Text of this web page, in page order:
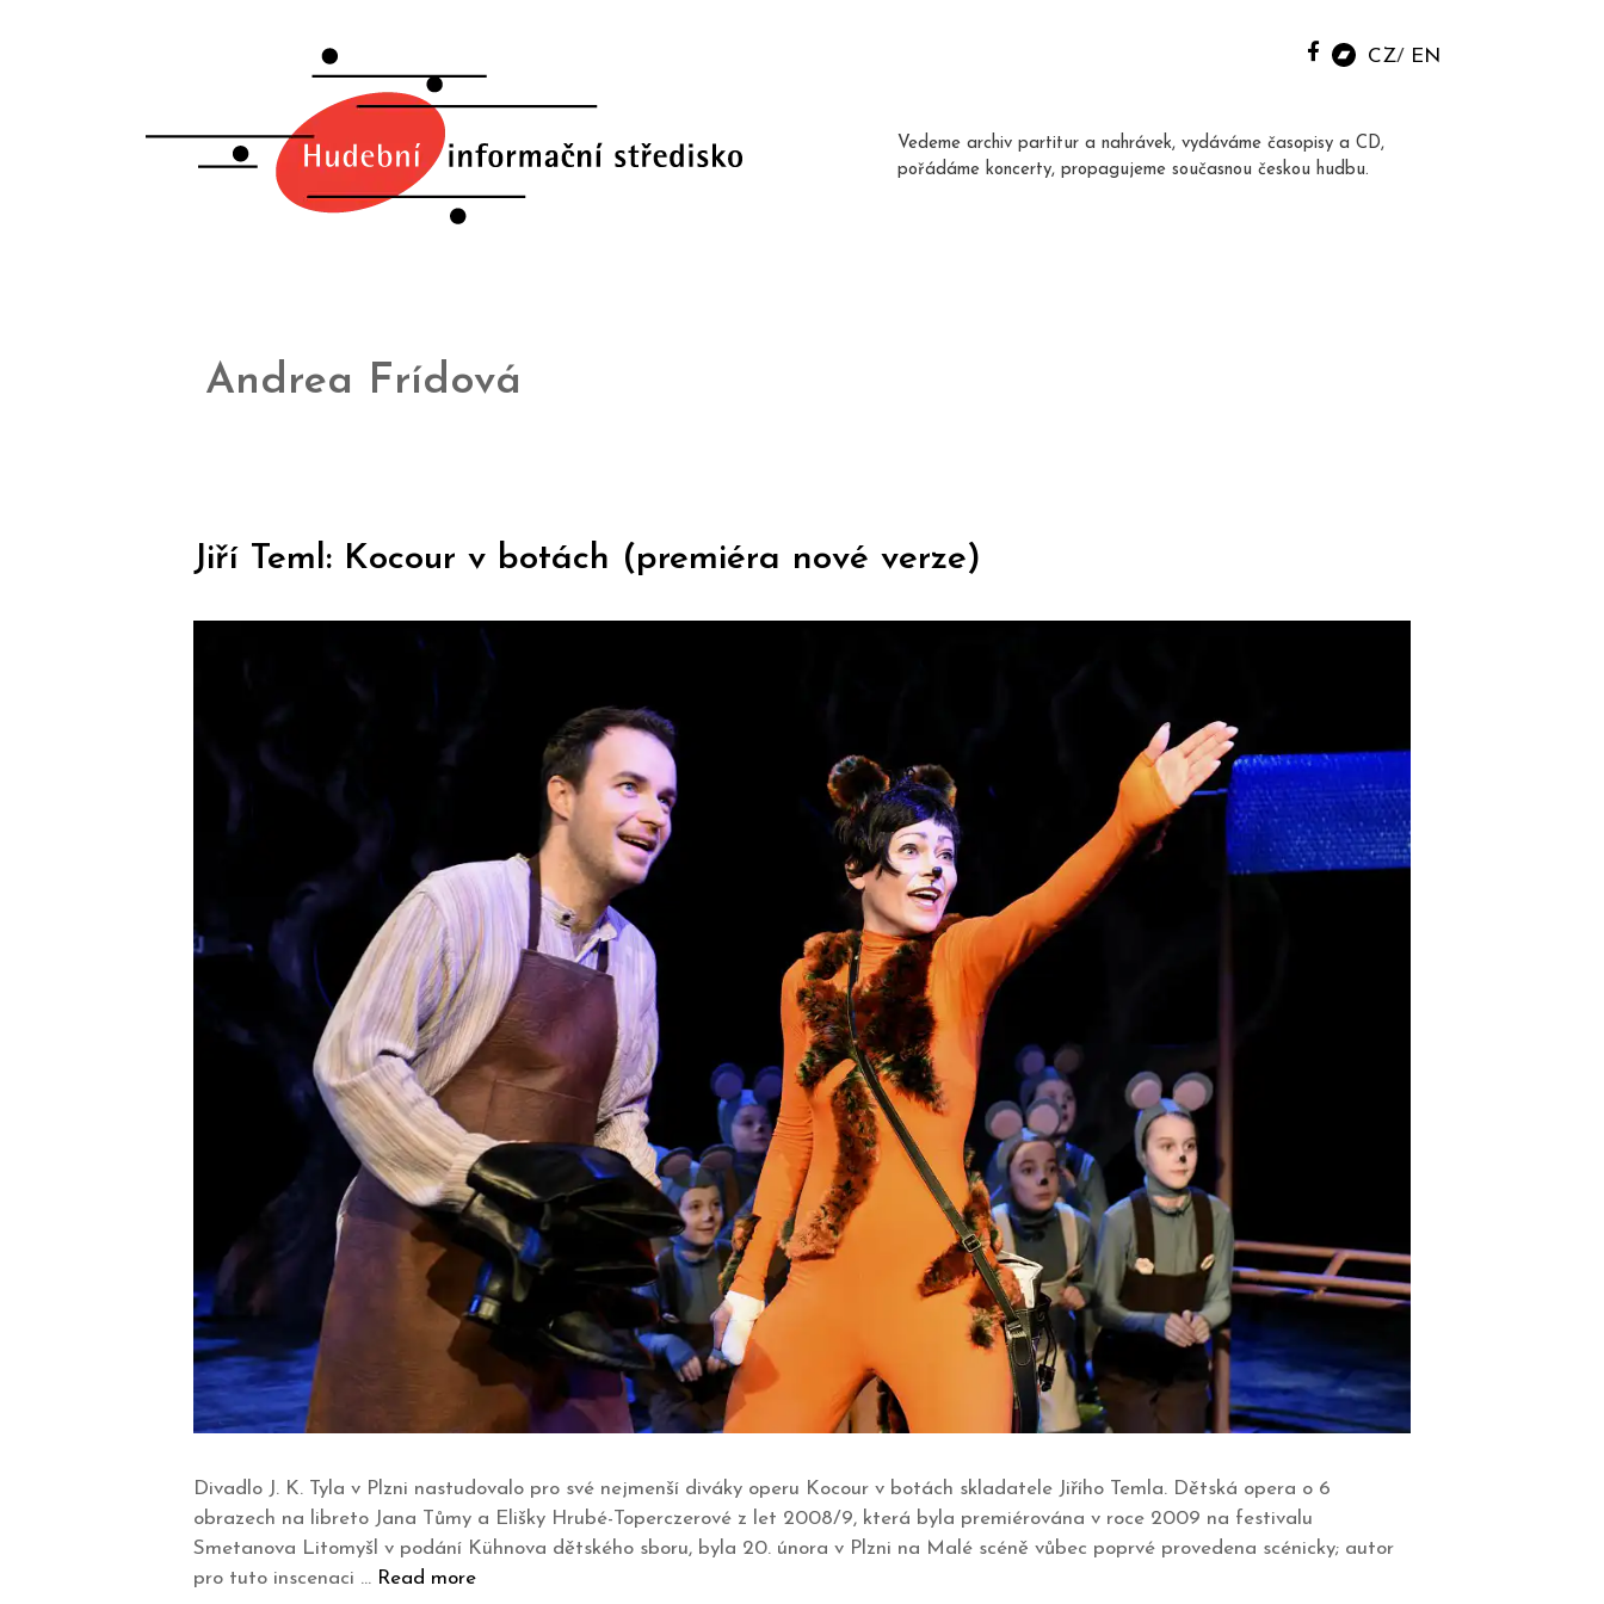
CZ EN
Vedeme archiv partitur a nahrávek, vydáváme časopisy a CD,
pořádáme koncerty, propagujeme současnou českou hudbu.
Andrea Frídová
Jiří Teml: Kocour v botách (premiéra nové verze)
Divadlo J. K. Tyla v Plzni nastudovalo pro své nejmenší diváky operu Kocour v botách skladatele Jiřího Temla. Dětská opera o 6
obrazech na libreto Jana Tůmy a Elišky Hrubé-Toperczerové z let 2008/9, která byla premiérována v roce 2009 na festivalu
Smetanova Litomyšl v podání Kühnova dětského sboru, byla 20. února v Plzni na Malé scéně vůbec poprvé provedena scénicky; autor
pro tuto inscenaci … Read more